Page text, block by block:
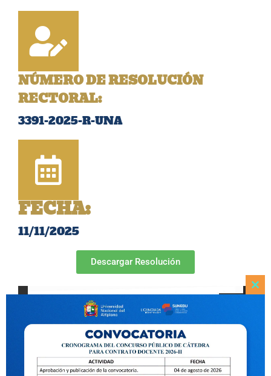
NÚMERO DE RESOLUCIÓN
RECTORAL:
3391-2025-R-UNA
FECHA:
11/11/2025
Descargar Resolución